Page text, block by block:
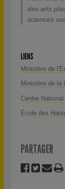
des arts
sciences
LIENS
Ministère de
Ministère de la
Centre
École des
PARTAGER